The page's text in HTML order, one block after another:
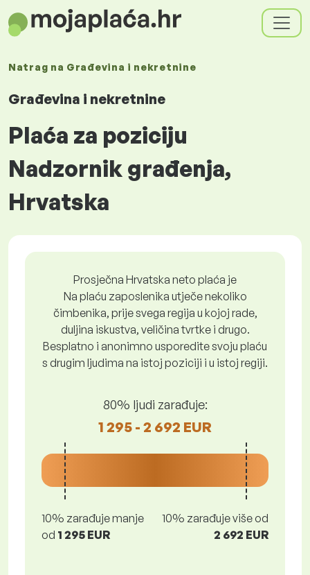
Natrag na Građevina i nekretnine
Građevina i nekretnine
Plaća za poziciju
Nadzornik građenja,
Hrvatska
Prosječna Hrvatska neto plaća je
Na plaću zaposlenika utječe nekoliko
čimbenika, prije svega regija u kojoj rade,
duljina iskustva, veličina tvrtke i drugo.
Besplatno i anonimno usporedite svoju plaću
s drugim ljudima na istoj poziciji i u istoj regiji.
80% ljudi zarađuje:
1 295 - 2 692 EUR
10% zarađuje manje
od 1 295 EUR
10% zarađuje više od
2 692 EUR